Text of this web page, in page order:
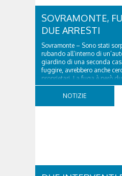
SOVRAMONTE,
DUE ARRESTI
Sovramonte – Sono stati
rubando all’interno di
giardino di una seconda
fuggire, avrebbero anche
proprietari. La fuga è però
tempestiva chiamata al 112 e
NOTIZIE